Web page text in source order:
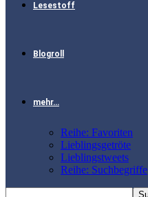
Lesestoff
Blogroll
mehr…
Reihe: Favoriten
Lieblingsgetröte
Lieblingstweets
Reihe: Suchbegriffe